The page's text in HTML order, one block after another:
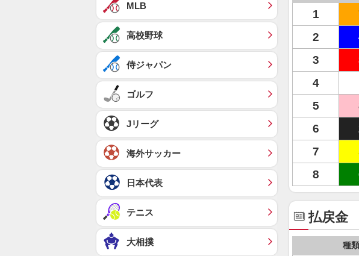
1
2
3
4
5
6
7
8
払戻金
種類
MLB
高校野球
侍ジャパン
ゴルフ
Jリーグ
海外サッカー
日本代表
テニス
大相撲